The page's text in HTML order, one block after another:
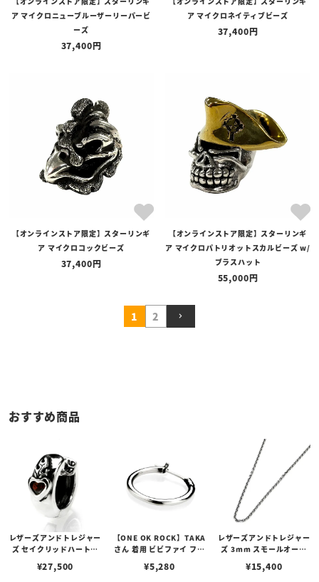
ア マイクロニューブルーザーリーパービ
ーズ
37,400
ア マイクロネイティブビーズ
37,400
【オンラインストア限定】スターリンギ
ア マイクロコックビーズ
37,400
【オンラインストア限定】スターリンギ
ア マイクロパトリオットスカルビーズ w/
ブラスハット
55,000
1 2
おすすめ商品
レザーズアンドトレジャー
ズ セイクリッドハートピ
¥27,500
【ONE OK ROCK】TAKA
さん 着用 ビビファイ フー
¥5,280
レザーズアンドトレジャー
ズ 3mm スモールオーバ
ブスタークラスプ＆LTロ
¥15,400